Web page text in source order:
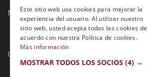
Métodos de Pago:
Contacto:
Este sitio web usa cookies para mejorar la
experiencia del usuario. Al utilizar nuestro
sitio web, usted acepta todas las cookies de
acuerdo con nuestra Política de cookies.
Más información
MOSTRAR TODOS LOS SOCIOS (4) →